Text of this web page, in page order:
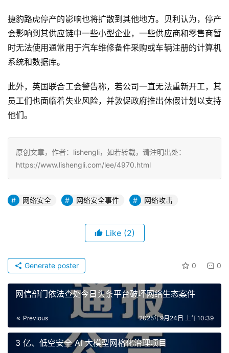
捷豹路虎停产的影响也将扩散到其他地方。贝利认为，停产
会影响到其供应链中一些小型企业，一些供应商和零售商暂
时无法使用通常用于汽车维修备件采购或车辆注册的计算机
系统和数据库。
此外，英国联合工会警告称，若公司一直无法重新开工，其
员工们也面临着失业风险，并敦促政府推出休假计划以支持
他们。
原创文章，作者：lishengli，如若转载，请注明出处：
https://www.lishengli.com/lee/4970.html
网络安全 网络安全事件 网络攻击
Like (2)
0 0
Generate poster
网信部门依法查处今日头条平台破坏网络生态案件
Previous 2025年9月24日 上午10:39
3 亿、低空安全 AI 大模型网格化治理项目